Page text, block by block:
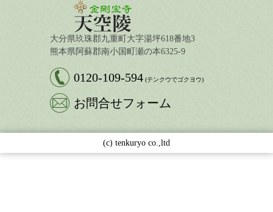
大分県玖珠郡九重町大字湯坪618番地3
熊本県阿蘇郡南小国町瀬の本6325-9
0120-109-594 (テンクウでゴクヨウ)
お問合せフォーム
(c) tenkuryo co.,ltd